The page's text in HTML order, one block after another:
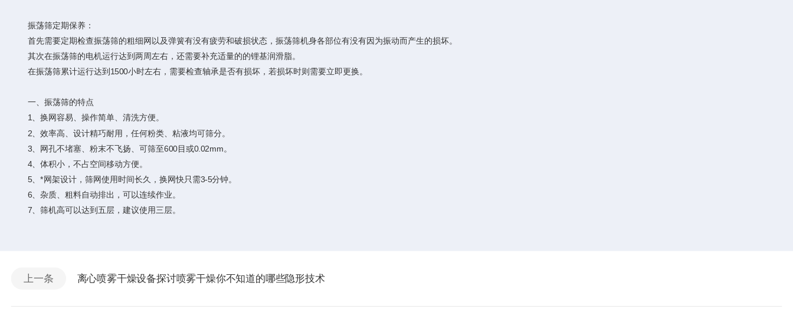
振荡筛定期保养：
首先需要定期检查振荡筛的粗细网以及弹簧有没有疲劳和破损状态，振荡筛机身各部位有没有因为振动而产生的损坏。
其次在振荡筛的电机运行达到两周左右，还需要补充适量的的锂基润滑脂。
在振荡筛累计运行达到1500小时左右，需要检查轴承是否有损坏，若损坏时则需要立即更换。
一、振荡筛的特点
1、换网容易、操作简单、清洗方便。
2、效率高、设计精巧耐用，任何粉类、粘液均可筛分。
3、网孔不堵塞、粉末不飞扬、可筛至600目或0.02mm。
4、体积小，不占空间移动方便。
5、*网架设计，筛网使用时间长久，换网快只需3-5分钟。
6、杂质、粗料自动排出，可以连续作业。
7、筛机高可以达到五层，建议使用三层。
上一条 离心喷雾干燥设备探讨喷雾干燥你不知道的哪些隐形技术